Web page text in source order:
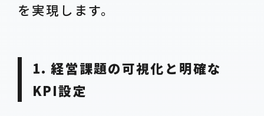
を実現します。
1. 経営課題の可視化と明確な
KPI設定